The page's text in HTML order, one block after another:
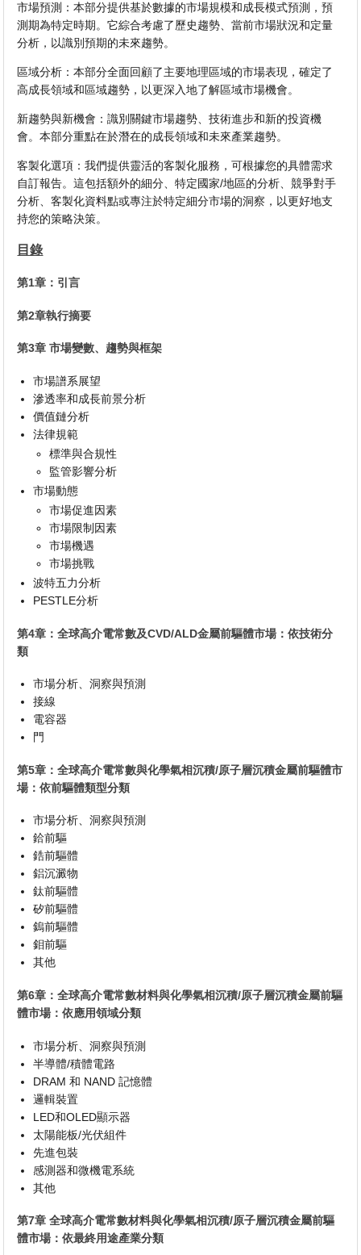
市場預測：本部分提供基於數據的市場規模和成長模式預測，預
測期為特定時期。它綜合考慮了歷史趨勢、當前市場狀況和定量
分析，以識別預期的未來趨勢。
區域分析：本部分全面回顧了主要地理區域的市場表現，確定了
高成長領域和區域趨勢，以更深入地了解區域市場機會。
新趨勢與新機會：識別關鍵市場趨勢、技術進步和新的投資機
會。本部分重點在於潛在的成長領域和未來產業趨勢。
客製化選項：我們提供靈活的客製化服務，可根據您的具體需求
自訂報告。這包括額外的細分、特定國家/地區的分析、競爭對手
分析、客製化資料點或專注於特定細分市場的洞察，以更好地支
持您的策略決策。
目錄
第1章：引言
第2章執行摘要
第3章 市場變數、趨勢與框架
市場譜系展望
滲透率和成長前景分析
價值鏈分析
法律規範
標準與合規性
監管影響分析
市場動態
市場促進因素
市場限制因素
市場機遇
市場挑戰
波特五力分析
PESTLE分析
第4章：全球高介電常數及CVD/ALD金屬前驅體市場：依技術分
類
市場分析、洞察與預測
接線
電容器
門
第5章：全球高介電常數與化學氣相沉積/原子層沉積金屬前驅體市
場：依前驅體類型分類
市場分析、洞察與預測
鉿前驅
鋯前驅體
鋁沉澱物
鈦前驅體
矽前驅體
鎢前驅體
鉬前驅
其他
第6章：全球高介電常數材料與化學氣相沉積/原子層沉積金屬前驅
體市場：依應用領域分類
市場分析、洞察與預測
半導體/積體電路
DRAM 和 NAND 記憶體
邏輯裝置
LED和OLED顯示器
太陽能板/光伏組件
先進包裝
感測器和微機電系統
其他
第7章 全球高介電常數材料與化學氣相沉積/原子層沉積金屬前驅
體市場：依最終用途產業分類